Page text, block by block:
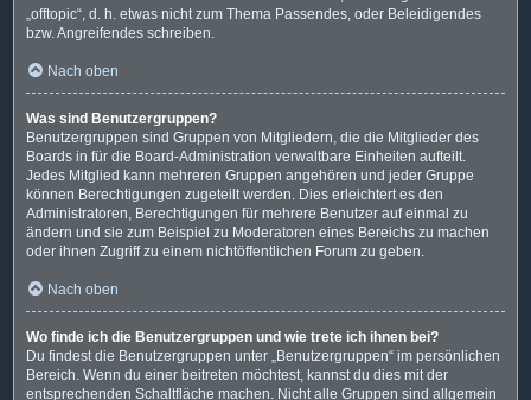
„offtopic“, d. h. etwas nicht zum Thema Passendes, oder Beleidigendes
bzw. Angreifendes schreiben.
Nach oben
Was sind Benutzergruppen?
Benutzergruppen sind Gruppen von Mitgliedern, die die Mitglieder des
Boards in für die Board-Administration verwaltbare Einheiten aufteilt.
Jedes Mitglied kann mehreren Gruppen angehören und jeder Gruppe
können Berechtigungen zugeteilt werden. Dies erleichtert es den
Administratoren, Berechtigungen für mehrere Benutzer auf einmal zu
ändern und sie zum Beispiel zu Moderatoren eines Bereichs zu machen
oder ihnen Zugriff zu einem nichtöffentlichen Forum zu geben.
Nach oben
Wo finde ich die Benutzergruppen und wie trete ich ihnen bei?
Du findest die Benutzergruppen unter „Benutzergruppen“ im persönlichen
Bereich. Wenn du einer beitreten möchtest, kannst du dies mit der
entsprechenden Schaltfläche machen. Nicht alle Gruppen sind allgemein